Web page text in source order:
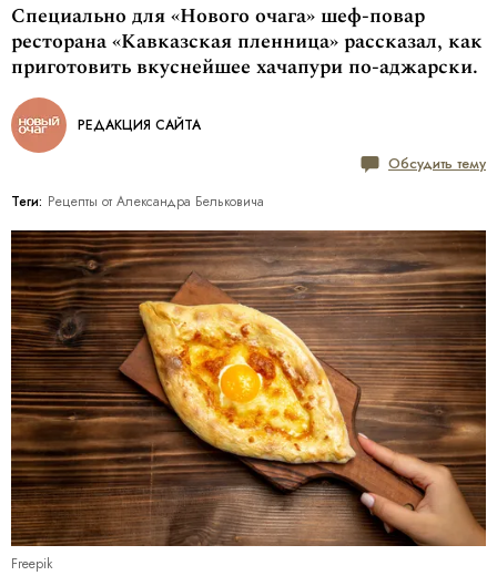
Специально для «Нового очага» шеф-повар
ресторана «Кавказская пленница» рассказал, как
приготовить вкуснейшее хачапури по-аджарски.
РЕДАКЦИЯ САЙТА
Обсудить тему
Теги: Рецепты от Александра Бельковича
Freepik